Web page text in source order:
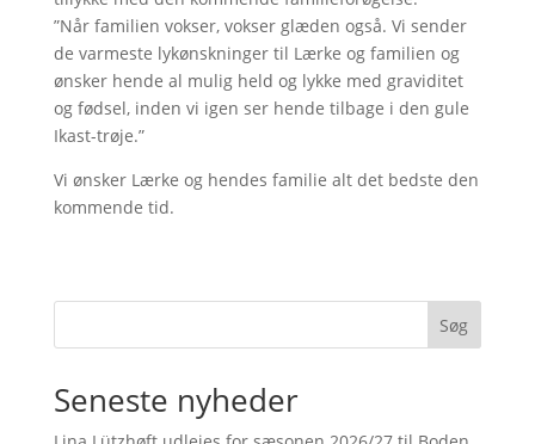
”Når familien vokser, vokser glæden også. Vi sender
de varmeste lykønskninger til Lærke og familien og
ønsker hende al mulig held og lykke med graviditet
og fødsel, inden vi igen ser hende tilbage i den gule
Ikast-trøje.”
Vi ønsker Lærke og hendes familie alt det bedste den
kommende tid.
Søg
Seneste nyheder